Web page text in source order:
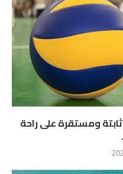
ومستقرة على راحة